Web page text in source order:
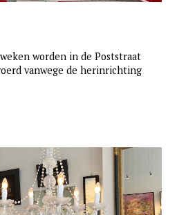
worden in de Poststraat
vanwege de herinrichting